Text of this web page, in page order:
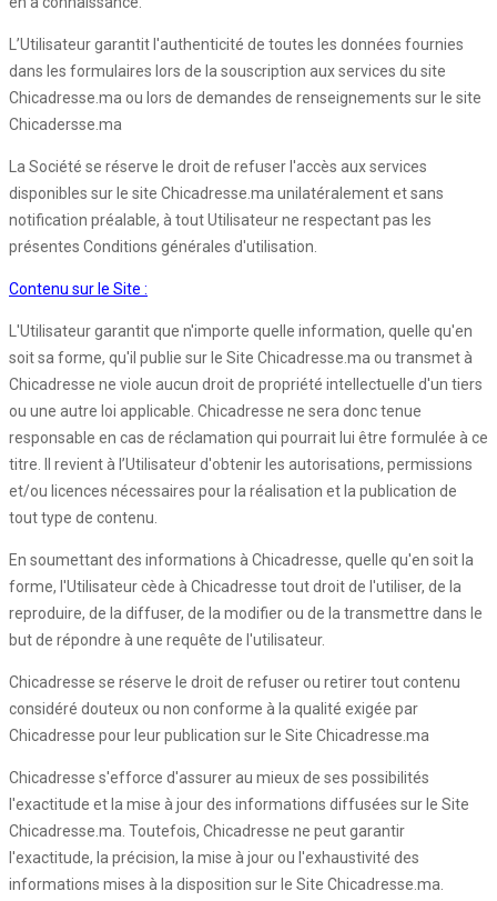
L’Utilisateur garantit l'authenticité de toutes les données fournies
dans les formulaires lors de la souscription aux services du site
Chicadresse.ma ou lors de demandes de renseignements sur le site
Chicadersse.ma
La Société se réserve le droit de refuser l'accès aux services
disponibles sur le site Chicadresse.ma unilatéralement et sans
notification préalable, à tout Utilisateur ne respectant pas les
présentes Conditions générales d'utilisation.
Contenu sur le Site :
L'Utilisateur garantit que n'importe quelle information, quelle qu'en
soit sa forme, qu'il publie sur le Site Chicadresse.ma ou transmet à
Chicadresse ne viole aucun droit de propriété intellectuelle d'un tiers
ou une autre loi applicable. Chicadresse ne sera donc tenue
responsable en cas de réclamation qui pourrait lui être formulée à ce
titre. Il revient à l’Utilisateur d'obtenir les autorisations, permissions
et/ou licences nécessaires pour la réalisation et la publication de
tout type de contenu.
En soumettant des informations à Chicadresse, quelle qu'en soit la
forme, l'Utilisateur cède à Chicadresse tout droit de l'utiliser, de la
reproduire, de la diffuser, de la modifier ou de la transmettre dans le
but de répondre à une requête de l'utilisateur.
Chicadresse se réserve le droit de refuser ou retirer tout contenu
considéré douteux ou non conforme à la qualité exigée par
Chicadresse pour leur publication sur le Site Chicadresse.ma
Chicadresse s'efforce d'assurer au mieux de ses possibilités
l'exactitude et la mise à jour des informations diffusées sur le Site
Chicadresse.ma. Toutefois, Chicadresse ne peut garantir
l'exactitude, la précision, la mise à jour ou l'exhaustivité des
informations mises à la disposition sur le Site Chicadresse.ma.